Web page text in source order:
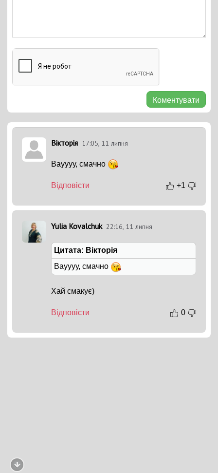
Коментувати
Вікторія 17:05, 11 липня
Вауууу, смачно
Відповісти +1
Yulia Kovalchuk 22:16, 11 липня
Цитата: Вікторія
Вауууу, смачно
Хай смакує)
Відповісти 0